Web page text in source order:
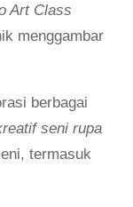
Art Class
menggambar
berbagai
seni rupa
termasuk